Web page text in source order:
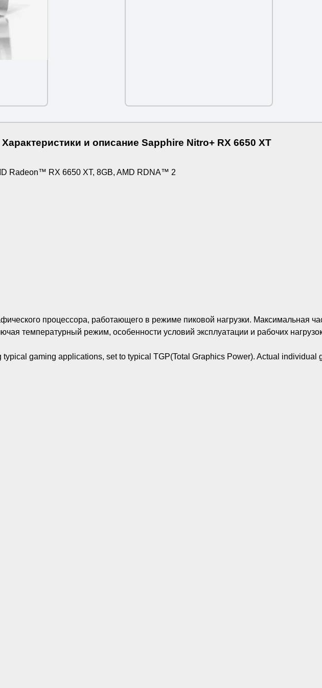
Характеристики и описание Sapphire Nitro+ RX 6650 XT
Radeon™ RX 6650 XT, 8GB, AMD RDNA™ 2
процессора, работающего в режиме пиковой нагрузки. Максимальная
температурный режим, особенности условий эксплуатации и рабочих
gaming applications, set to typical TGP(Total Graphics Power). Actual individual